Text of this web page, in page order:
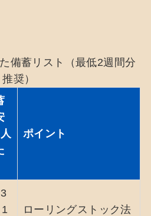
備蓄リスト（最低2週間分
推奨）
ポイント
ローリングストック法